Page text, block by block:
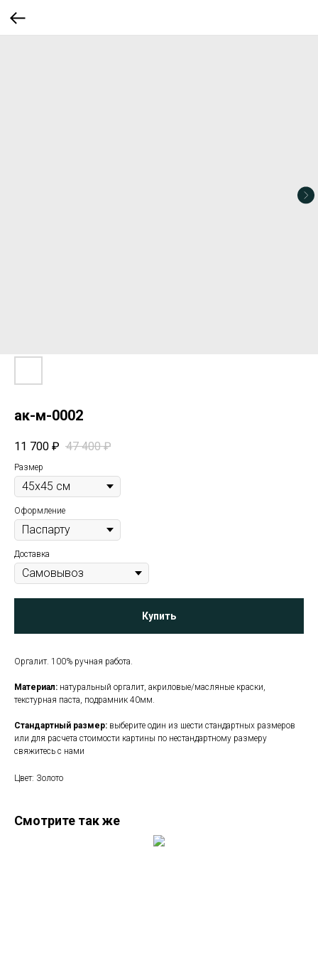
ак-м-0002
11 700 ₽ 47 400 ₽
Размер
Оформление
Доставка
Купить
Оргалит. 100% ручная работа.
Материал: натуральный оргалит, акриловые/масляные краски,
текстурная паста, подрамник 40мм.
Стандартный размер: выберите один из шести стандартных размеров
или для расчета стоимости картины по нестандартному размеру
свяжитесь с нами
Цвет: Золото
Смотрите так же